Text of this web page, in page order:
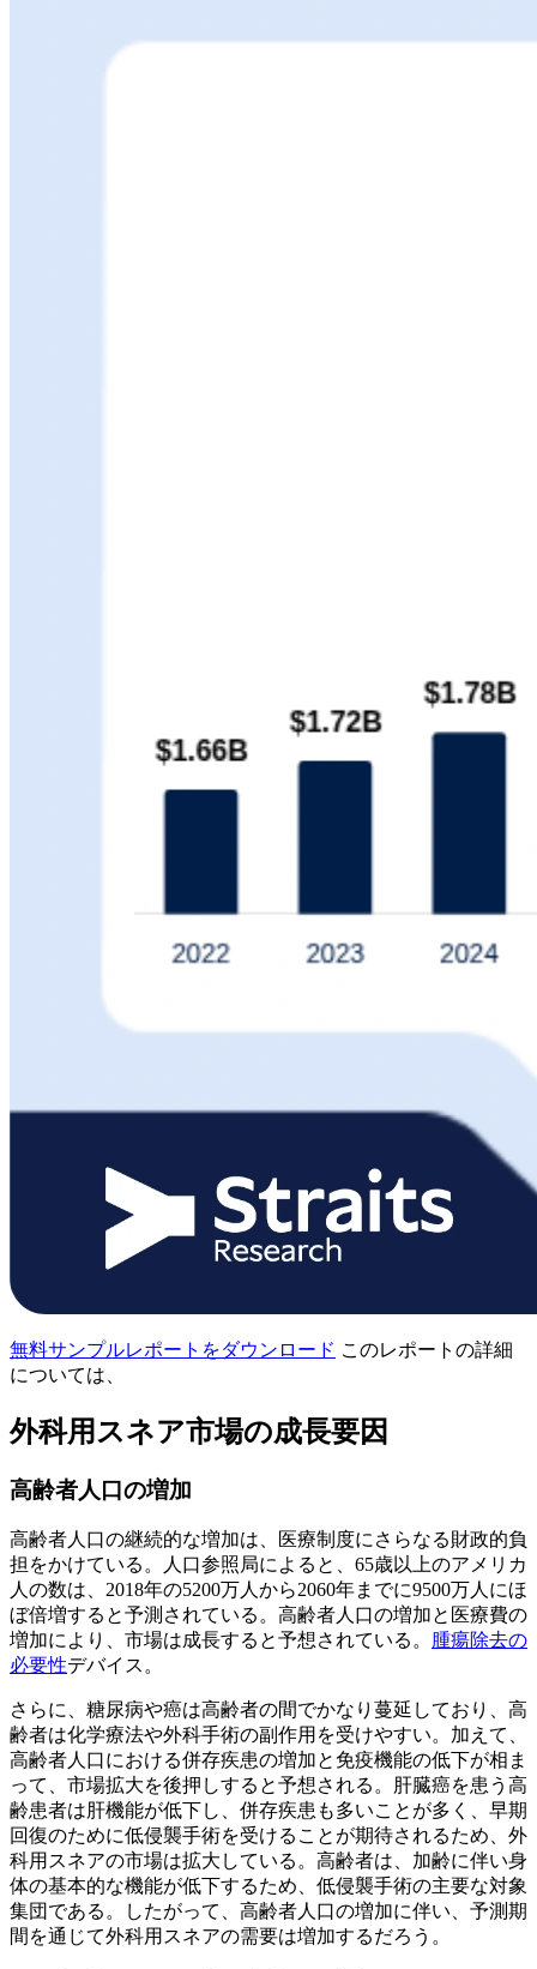
無料サンプルレポートをダウンロード このレポートの詳細
については、
外科用スネア市場の成長要因
高齢者人口の増加
高齢者人口の継続的な増加は、医療制度にさらなる財政的負
担をかけている。人口参照局によると、65歳以上のアメリカ
人の数は、2018年の5200万人から2060年までに9500万人にほ
ぼ倍増すると予測されている。高齢者人口の増加と医療費の
増加により、市場は成長すると予想されている。 腫瘍除去の
必要性デバイス。
さらに、糖尿病や癌は高齢者の間でかなり蔓延しており、高
齢者は化学療法や外科手術の副作用を受けやすい。加えて、
高齢者人口における併存疾患の増加と免疫機能の低下が相ま
って、市場拡大を後押しすると予想される。肝臓癌を患う高
齢患者は肝機能が低下し、併存疾患も多いことが多く、早期
回復のために低侵襲手術を受けることが期待されるため、外
科用スネアの市場は拡大している。高齢者は、加齢に伴い身
体の基本的な機能が低下するため、低侵襲手術の主要な対象
集団である。したがって、高齢者人口の増加に伴い、予測期
間を通じて外科用スネアの需要は増加するだろう。